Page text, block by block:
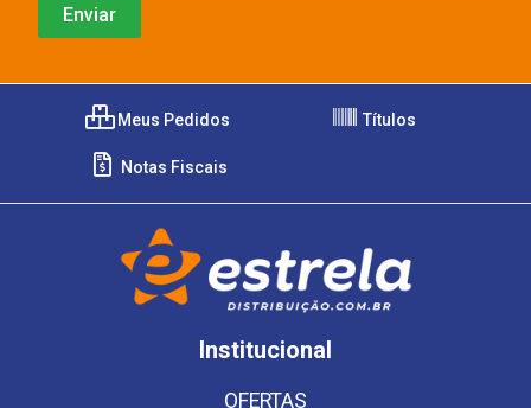
Meus Pedidos Títulos
Notas Fiscais
Institucional
OFERTAS